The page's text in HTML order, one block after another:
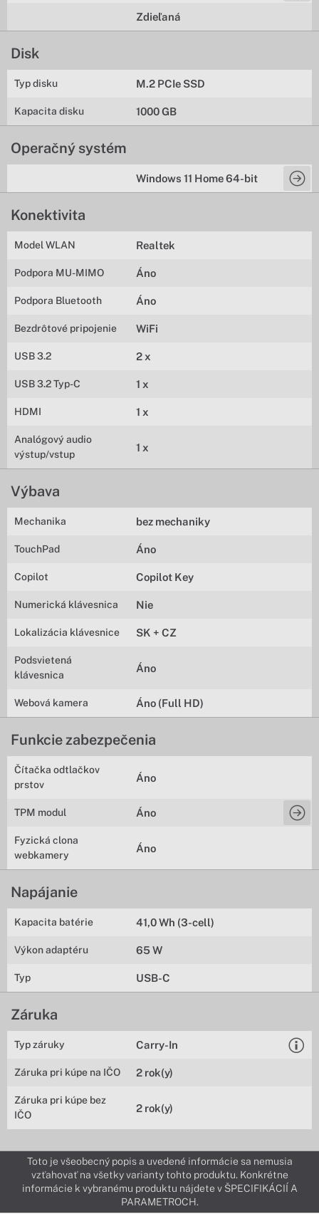
Zdieľaná
Disk
Typ disku M.2 PCIe SSD
Kapacita disku 1000 GB
Operačný systém
Windows 11 Home 64-bit
Konektivita
Model WLAN Realtek
Podpora MU-MIMO Áno
Podpora Bluetooth Áno
Bezdrôtové pripojenie WiFi
USB 3.2 2 x
USB 3.2 Typ-C 1 x
HDMI 1 x
Analógový audio
výstup/vstup
1 x
Výbava
Mechanika bez mechaniky
TouchPad Áno
Copilot Copilot Key
Numerická klávesnica Nie
Lokalizácia klávesnice SK + CZ
Podsvietená
klávesnica
Áno
Webová kamera Áno (Full HD)
Funkcie zabezpečenia
Čítačka odtlačkov
prstov
Áno
TPM modul Áno
Fyzická clona
webkamery
Áno
Napájanie
Kapacita batérie 41,0 Wh (3-cell)
Výkon adaptéru 65 W
Typ USB-C
Záruka
Typ záruky Carry-In
Záruka pri kúpe na IČO 2 rok(y)
Záruka pri kúpe bez
IČO
2 rok(y)
Toto je všeobecný popis a uvedené informácie sa nemusia
vzťahovať na všetky varianty tohto produktu. Konkrétne
informácie k vybranému produktu nájdete v ŠPECIFIKÁCIÍ A
PARAMETROCH.